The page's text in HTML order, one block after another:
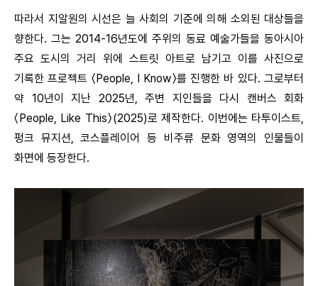
따라서 지알원의 시선은 늘 사회의 기준에 의해 소외된 대상들을
향한다. 그는 2014-16년도에 주위의 동료 예술가들을 동아시아
주요 도시의 거리 위에 스트릿 아트로 남기고 이를 사진으로
기록한 프로젝트 〈People, I Know〉를 진행한 바 있다. 그로부터
약 10년이 지난 2025년, 주변 지인들을 다시 캔버스 회화
〈People, Like This〉(2025)로 제작한다. 이번에는 타투이스트,
펑크 뮤지션, 코스플레이어 등 비주류 문화 영역의 인물들이
화면에 등장한다.